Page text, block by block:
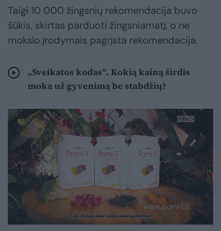
Taigi 10 000 žingsnių rekomendacija buvo
šūkis, skirtas parduoti žingsniamatį, o ne
mokslo įrodymais pagrįsta rekomendacija.
„Sveikatos kodas“. Kokią kainą širdis
moka už gyvenimą be stabdžių?